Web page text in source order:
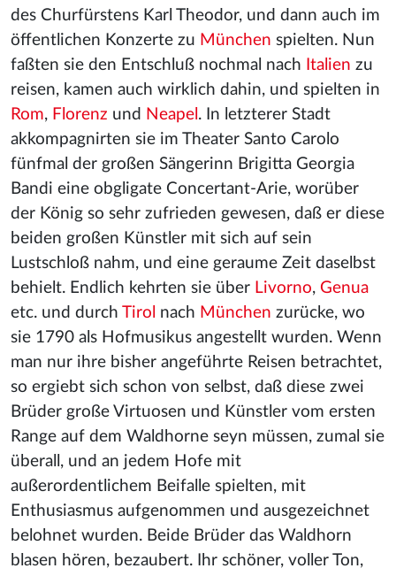
des Churfürstens Karl Theodor, und dann auch im
öffentlichen Konzerte zu München spielten. Nun
faßten sie den Entschluß nochmal nach Italien zu
reisen, kamen auch wirklich dahin, und spielten in
Rom, Florenz und Neapel . In letzterer Stadt
akkompagnirten sie im Theater Santo Carolo
fünfmal der großen Sängerinn Brigitta Georgia
Bandi eine obgligate Concertant-Arie, worüber
der König so sehr zufrieden gewesen, daß er diese
beiden großen Künstler mit sich auf sein
Lustschloß nahm, und eine geraume Zeit daselbst
behielt. Endlich kehrten sie über Livorno, Genua
etc. und durch Tirol nach München zurücke, wo
sie 1790 als Hofmusikus angestellt wurden. Wenn
man nur ihre bisher angeführte Reisen betrachtet,
so ergiebt sich schon von selbst, daß diese zwei
Brüder große Virtuosen und Künstler vom ersten
Range auf dem Waldhorne seyn müssen, zumal sie
überall, und an jedem Hofe mit
außerordentlichem Beifalle spielten, mit
Enthusiasmus aufgenommen und ausgezeichnet
belohnet wurden. Beide Brüder das Waldhorn
blasen hören, bezaubert. Ihr schöner, voller Ton,